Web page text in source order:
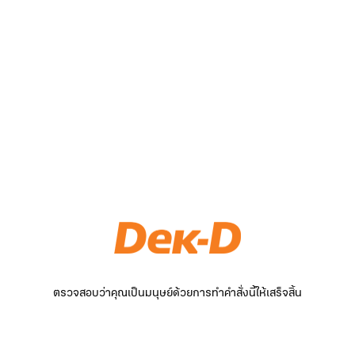
ตรวจสอบว่าคุณเป็นมนุษย์ด้วยการทำคำสั่งนี้ให้เสร็จสิ้น